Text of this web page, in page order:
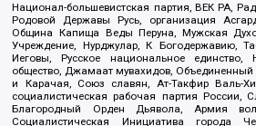
Национал-большевистская партия, ВЕК РА,
Родовой Державы Русь, организация
Община Капища Веды Перуна, Мужская
Учреждение, Нурджулар, К Богодержавию,
Иеговы, Русское национальное единство,
общество, Джамаат мувахидов,
и Карачая, Союз славян, Ат-Такфир Валь-
социалистическая рабочая партия России,
Благородный Орден Дьявола, Армия
Социалистическая Инициатива города